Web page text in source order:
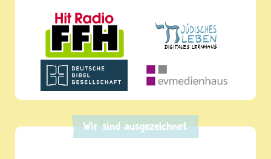
Wir sind ausgezeichnet